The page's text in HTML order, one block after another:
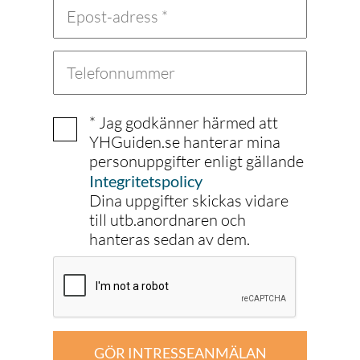
främsta skolor för spelutveckling och
design av The Rookies.
Tack vare våra ledningsgrupper, som
består av representanter från
utbildningarna efter vad branschen
efterfrågar. För dig som studerande
innebär det möjlighet att tidigt knyta
kontakt med framtida arbetsgivare samt
ta del av gästföreläsningar och
studiebesök.
Vägen till spelindustrin går via oss!
* Jag godkänner härmed att
YHGuiden.se hanterar mina
personuppgifter enligt gällande
Integritetspolicy
Dina uppgifter skickas vidare
till utb.anordnaren och
hanteras sedan av dem.
GÖR INTRESSEANMÄLAN